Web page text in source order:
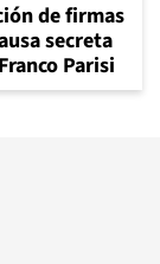
de firmas
secreta
Parisi